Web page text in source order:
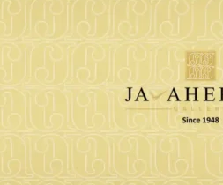
ساعت زنانه بالمن
322.1811.33.16
تماس بگیرید
خرید